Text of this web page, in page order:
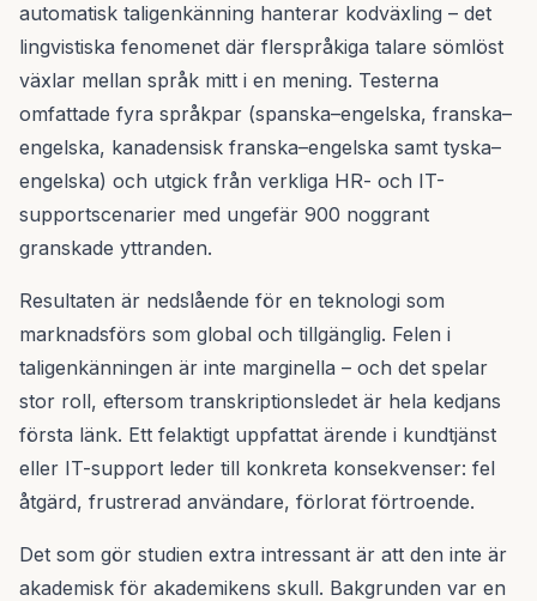
automatisk taligenkänning hanterar kodväxling – det
lingvistiska fenomenet där flerspråkiga talare sömlöst
växlar mellan språk mitt i en mening. Testerna
omfattade fyra språkpar (spanska–engelska, franska–
engelska, kanadensisk franska–engelska samt tyska–
engelska) och utgick från verkliga HR- och IT-
supportscenarier med ungefär 900 noggrant
granskade yttranden.
Resultaten är nedslående för en teknologi som
marknadsförs som global och tillgänglig. Felen i
taligenkänningen är inte marginella – och det spelar
stor roll, eftersom transkriptionsledet är hela kedjans
första länk. Ett felaktigt uppfattat ärende i kundtjänst
eller IT-support leder till konkreta konsekvenser: fel
åtgärd, frustrerad användare, förlorat förtroende.
Det som gör studien extra intressant är att den inte är
akademisk för akademikens skull. Bakgrunden var en